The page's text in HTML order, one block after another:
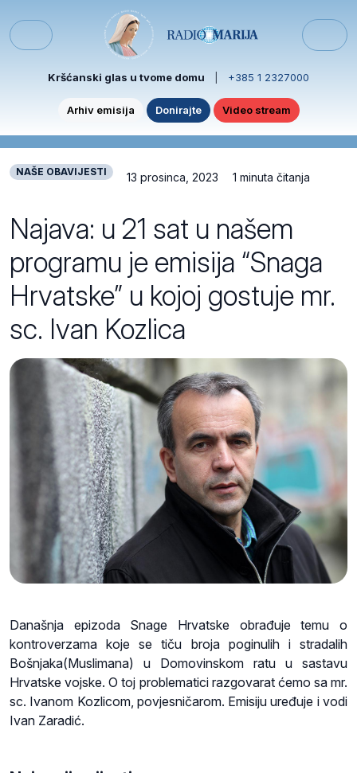
Menu
Kršćanski glas u tvome domu +385 1 2327000
Arhiv emisija Donirajte Video stream
NAŠE OBAVIJESTI 13 prosinca, 2023 1 minuta čitanja
Najava: u 21 sat u našem
programu je emisija “Snaga
Hrvatske” u kojoj gostuje mr.
sc. Ivan Kozlica
Današnja epizoda Snage Hrvatske obrađuje temu o
kontroverzama koje se tiču broja poginulih i stradalih
Bošnjaka(Muslimana) u Domovinskom ratu u sastavu
Hrvatske vojske. O toj problematici razgovarat ćemo sa mr.
sc. Ivanom Kozlicom, povjesničarom. Emisiju uređuje i vodi
Ivan Zaradić.